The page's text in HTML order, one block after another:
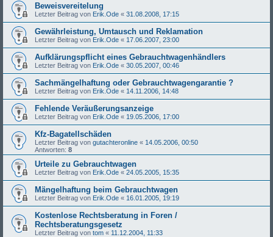
Beweisvereitelung
Letzter Beitrag von Erik.Ode « 31.08.2008, 17:15
Gewährleistung, Umtausch und Reklamation
Letzter Beitrag von Erik.Ode « 17.06.2007, 23:00
Aufklärungspflicht eines Gebrauchtwagenhändlers
Letzter Beitrag von Erik.Ode « 30.05.2007, 00:46
Sachmängelhaftung oder Gebrauchtwagengarantie ?
Letzter Beitrag von Erik.Ode « 14.11.2006, 14:48
Fehlende Veräußerungsanzeige
Letzter Beitrag von Erik.Ode « 19.05.2006, 17:00
Kfz-Bagatellschäden
Letzter Beitrag von gutachteronline « 14.05.2006, 00:50
Antworten: 8
Urteile zu Gebrauchtwagen
Letzter Beitrag von Erik.Ode « 24.05.2005, 15:35
Mängelhaftung beim Gebrauchtwagen
Letzter Beitrag von Erik.Ode « 16.01.2005, 19:19
Kostenlose Rechtsberatung in Foren /
Rechtsberatungsgesetz
Letzter Beitrag von tom « 11.12.2004, 11:33